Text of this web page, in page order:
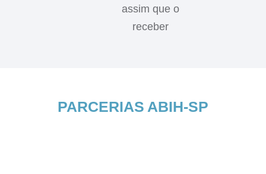
assim que o
receber
PARCERIAS ABIH-SP